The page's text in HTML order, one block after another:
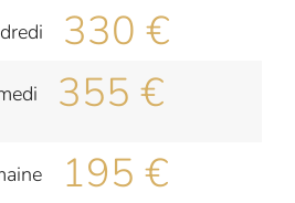
330 €
355 €
195 €